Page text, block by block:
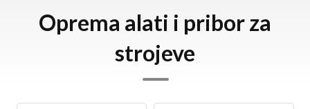
Oprema alati i pribor za
strojeve